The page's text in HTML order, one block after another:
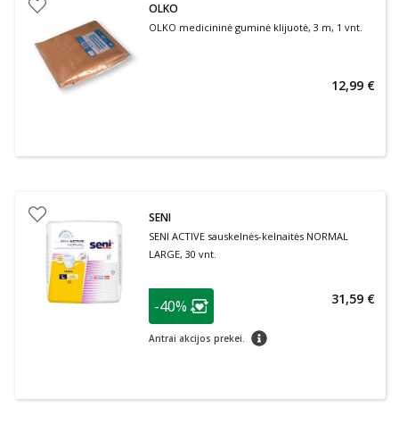
OLKO
OLKO medicininė guminė klijuotė, 3 m, 1 vnt.
12,99 €
SENI
SENI ACTIVE sauskelnės-kelnaitės NORMAL
LARGE, 30 vnt.
patarimas
Lojalumo klubo narių nuolaida
-40%
Antrai akcijos prekei. patarimas
31,59 €